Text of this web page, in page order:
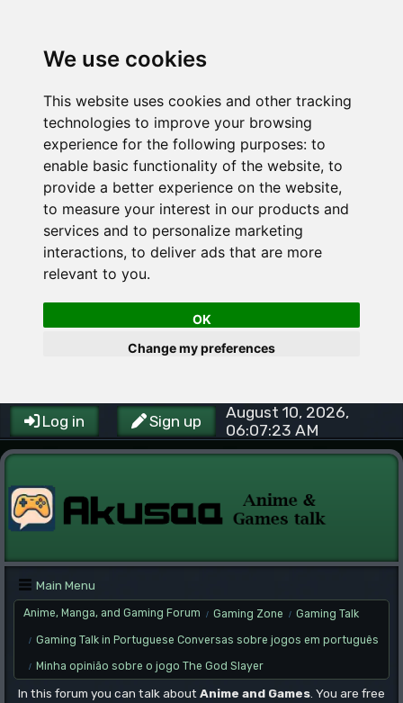
We use cookies
This website uses cookies and other tracking
technologies to improve your browsing
experience for the following purposes: to
enable basic functionality of the website, to
provide a better experience on the website,
to measure your interest in our products and
services and to personalize marketing
interactions, to deliver ads that are more
relevant to you.
OK
Change my preferences
Log in Sign up
August 10, 2026,
06:07:23 AM
Main Menu
Anime, Manga, and Gaming Forum / Gaming Zone / Gaming Talk
/ Gaming Talk in Portuguese Conversas sobre jogos em português
/ Minha opinião sobre o jogo The God Slayer
In this forum you can talk about Anime and Games . You are free